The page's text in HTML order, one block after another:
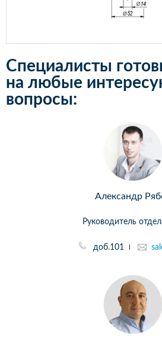
Специалисты
на любые
вопросы:
Александр
Руководитель
доб.101